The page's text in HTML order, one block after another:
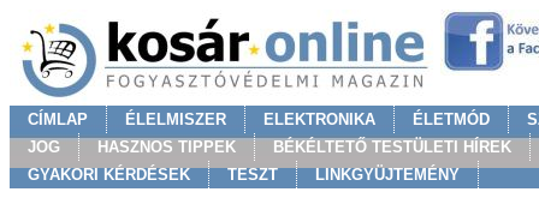
CÍMLAP ÉLELMISZER ELEKTRONIKA ÉLETMÓD
JOG
HASZNOS TIPPEK
BÉKÉLTETŐ TESTÜLETI HÍREK
GYAKORI KÉRDÉSEK
TESZT LINKGYÜJTEMÉNY